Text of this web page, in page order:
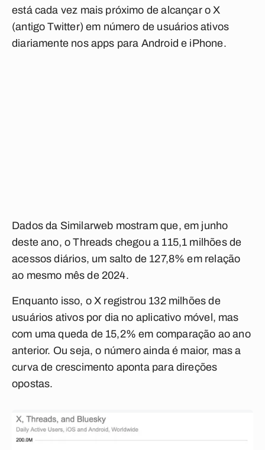
está cada vez mais próximo de alcançar o X
(antigo Twitter) em número de usuários ativos
diariamente nos apps para Android e iPhone.
Dados da Similarweb mostram que, em junho
deste ano, o Threads chegou a 115,1 milhões de
acessos diários, um salto de 127,8% em relação
ao mesmo mês de 2024.
Enquanto isso, o X registrou 132 milhões de
usuários ativos por dia no aplicativo móvel, mas
com uma queda de 15,2% em comparação ao ano
anterior. Ou seja, o número ainda é maior, mas a
curva de crescimento aponta para direções
opostas.